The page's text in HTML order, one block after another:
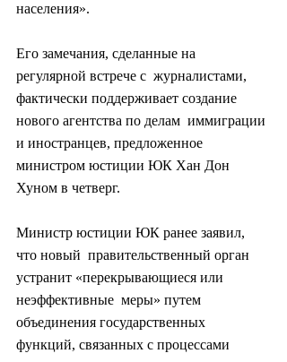
населения».
Его замечания, сделанные на
регулярной встрече с  журналистами,
фактически поддерживает создание
нового агентства по делам  иммиграции
и иностранцев, предложенное
министром юстиции ЮК Хан Дон
Хуном в четверг.
Министр юстиции ЮК ранее заявил,
что новый  правительственный орган
устранит «перекрывающиеся или
неэффективные  меры» путем
объединения государственных
функций, связанных с процессами